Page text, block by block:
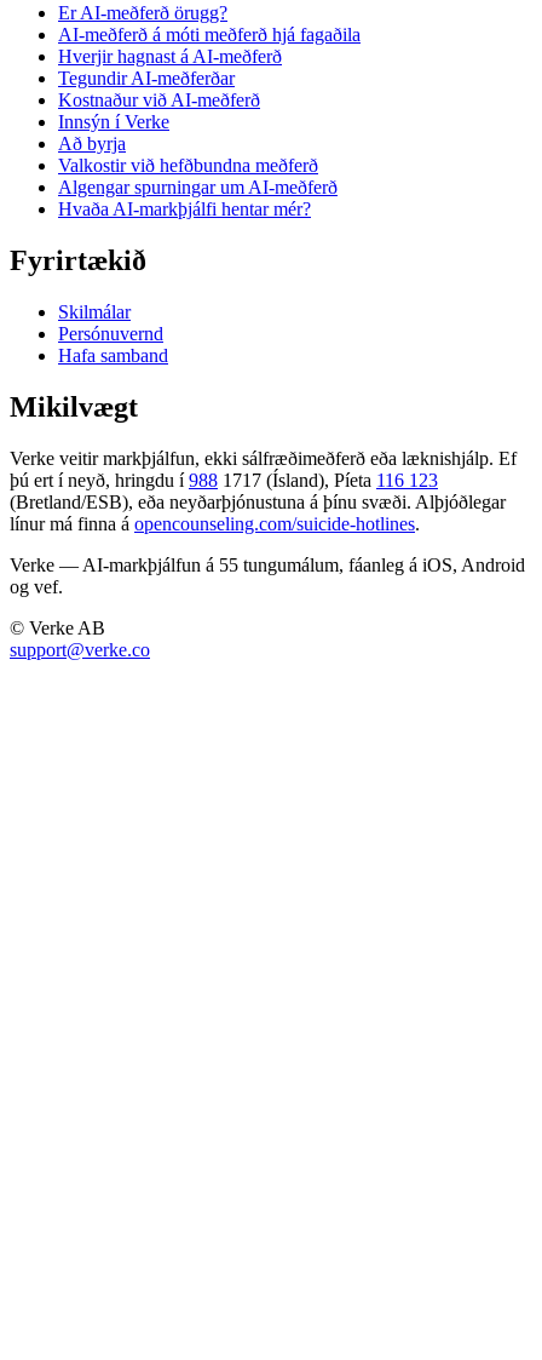
Er AI-meðferð örugg?
AI-meðferð á móti meðferð hjá fagaðila
Hverjir hagnast á AI-meðferð
Tegundir AI-meðferðar
Kostnaður við AI-meðferð
Innsýn í Verke
Að byrja
Valkostir við hefðbundna meðferð
Algengar spurningar um AI-meðferð
Hvaða AI-markþjálfi hentar mér?
Fyrirtækið
Skilmálar
Persónuvernd
Hafa samband
Mikilvægt
Verke veitir markþjálfun, ekki sálfræðimeðferð eða læknishjálp. Ef
þú ert í neyð, hringdu í 988 1717 (Ísland), Píeta 116 123
(Bretland/ESB), eða neyðarþjónustuna á þínu svæði. Alþjóðlegar
línur má finna á opencounseling.com/suicide-hotlines.
Verke — AI-markþjálfun á 55 tungumálum, fáanleg á iOS, Android
og vef.
© Verke AB
support@verke.co